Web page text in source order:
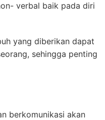
verbal baik pada diri
yang diberikan dapat
sehingga penting
berkomunikasi akan